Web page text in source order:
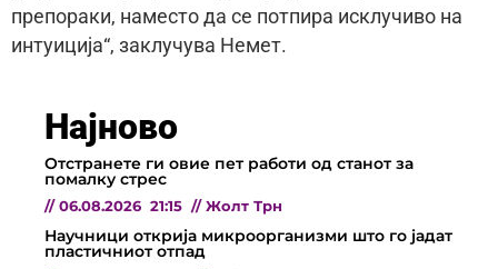
препораки, наместо да се потпира исклучиво на
интуиција“, заклучува Немет.
Најново
Отстранете ги овие пет работи од станот за
помалку стрес
// 06.08.2026 21:15 // Жолт Трн
Научници открија микроорганизми што го јадат
пластичниот отпад